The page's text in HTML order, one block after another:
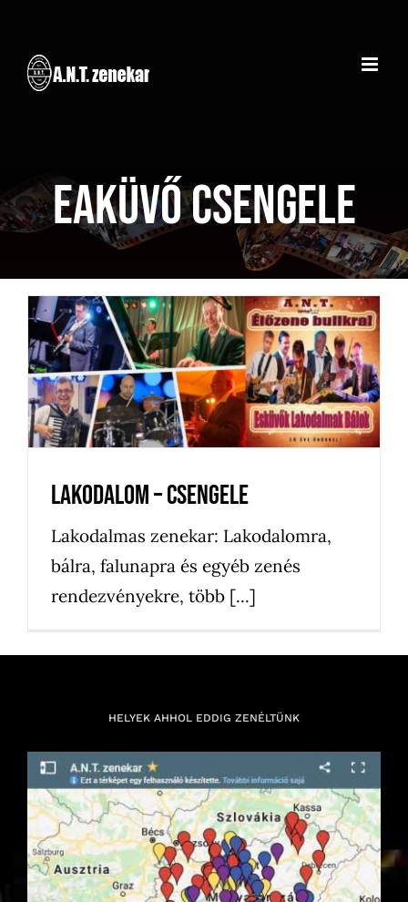
Eaküvő Csengele
Lakodalom – Csengele
Lakodalom – Csengele
Lakodalmas zenekar: Lakodalomra,
bálra, falunapra és egyéb zenés
rendezvényekre, több [...]
HELYEK AHHOL EDDIG ZENÉLTÜNK